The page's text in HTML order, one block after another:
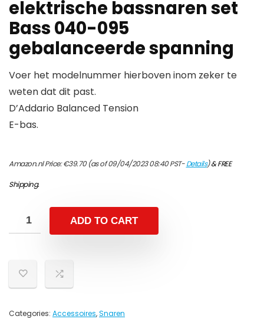
elektrische bassnaren set
Bass 040-095
gebalanceerde spanning
Voer het modelnummer hierboven inom zeker te
weten dat dit past.
D’Addario Balanced Tension
E-bas.
Amazon.nl Price:€39.70(as of 09/04/2023 08:40 PST-Details)&FREE
Shipping.
ADD TO CART
Categories: Accessoires,Snaren